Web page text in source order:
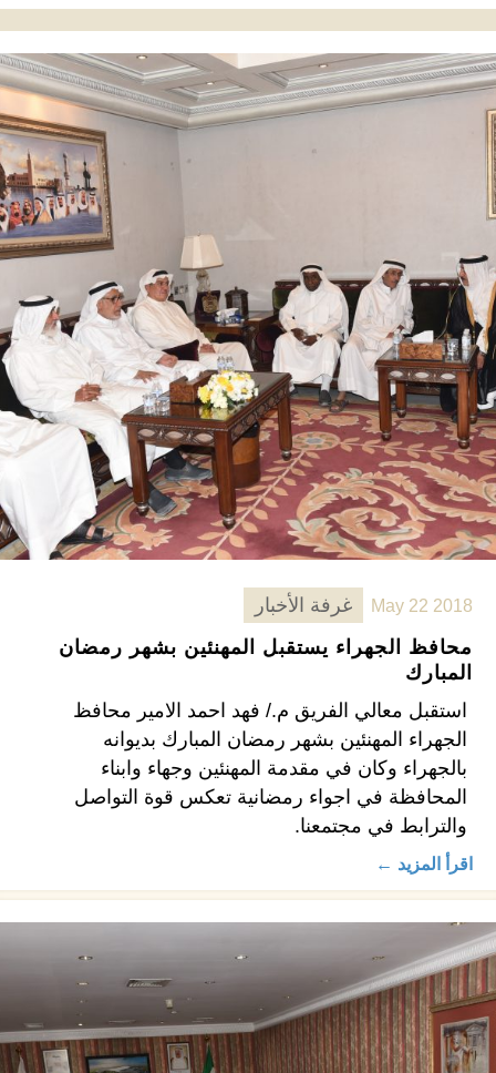
May 22 2018
غرفة الأخبار
محافظ الجهراء يستقبل المهنئين بشهر رمضان
المبارك
استقبل معالي الفريق م./ فهد احمد الامير محافظ
الجهراء المهنئين بشهر رمضان المبارك بديوانه
بالجهراء وكان في مقدمة المهنئين وجهاء وابناء
المحافظة في اجواء رمضانية تعكس قوة التواصل
والترابط في مجتمعنا.
اقرأ المزيد ←